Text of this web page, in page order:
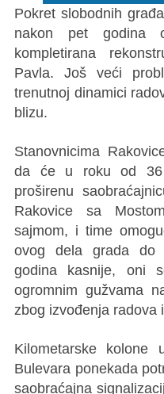
Pokret slobodnih
nakon pet godina
kompletirana
Pavla. Još veći
trenutnoj dinamici
blizu.
Stanovnicima
da će u roku od 36
proširenu
Rakovice sa
sajmom, i time
ovog dela grada do
godina kasnije, oni
ogromnim gužvama
zbog izvođenja radova
Kilometarske
Bulevara ponekada
saobraćajna